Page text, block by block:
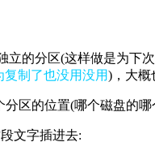
的分区(这样做是为下
复制了也没用没用)，大概
区的位置(哪个磁盘的
文字插进去: